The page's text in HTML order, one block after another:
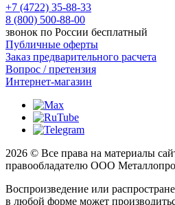
+7 (4722) 35-88-33
8 (800) 500-88-00
звонок по России бесплатный
Публичные оферты
Заказ предварительного расчета
Вопрос / претензия
Интернет-магазин
2026 © Все права на материалы
правообладателю ООО
Воспроизведение или
в любой форме может